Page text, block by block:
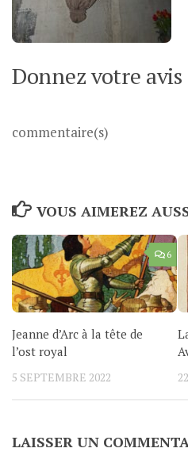
Donnez votre
commentaire(s)
VOUS AIMEREZ
6
Jeanne d’Arc à la tête de
l’ost royal
5 SEPTEMBRE 2022
LAISSER UN